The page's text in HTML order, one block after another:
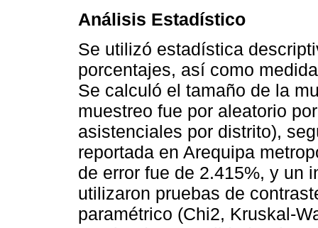
Análisis Estadístico
Se utilizó estadística
porcentajes, así como
Se calculó el tamaño de la
muestreo fue por aleatorio
asistenciales por distrito),
reportada en Arequipa
de error fue de 2.415%, y un
utilizaron pruebas de
paramétrico (Chi2, Kruskal-